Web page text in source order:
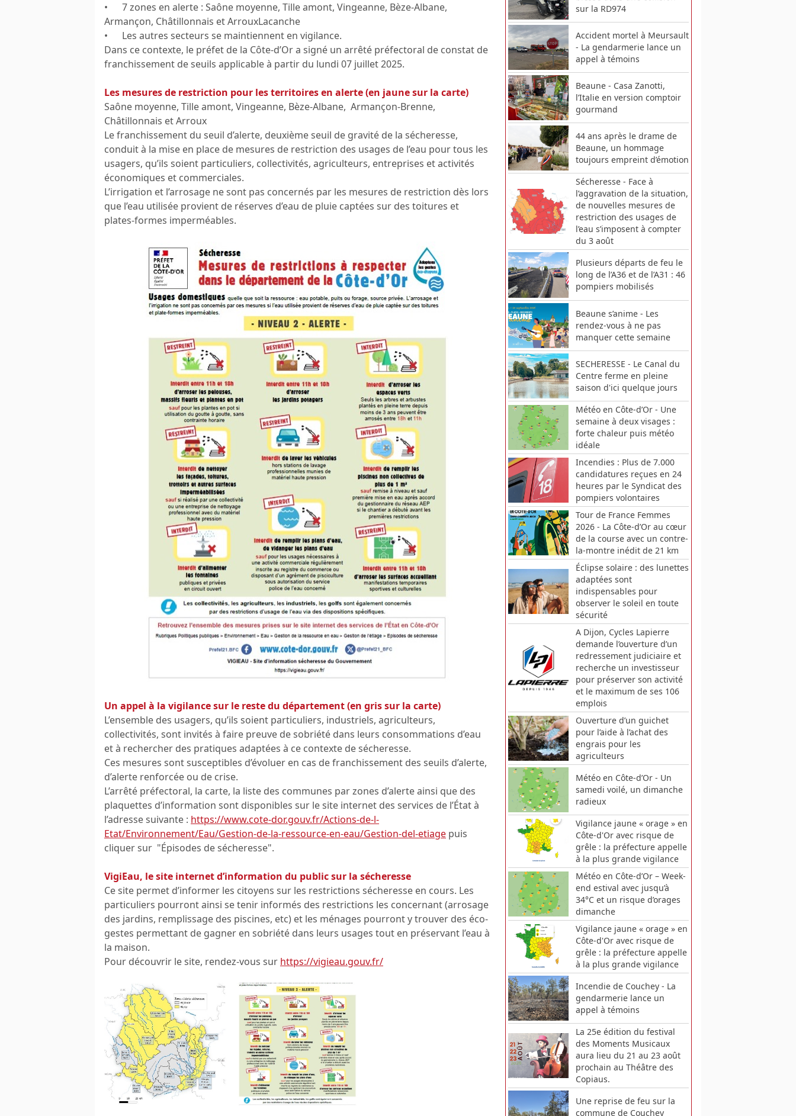
• 7 zones en alerte : Saône moyenne, Tille amont, Vingeanne, Bèze-Albane,
Armançon, Châtillonnais et ArrouxLacanche
• Les autres secteurs se maintiennent en vigilance.
Dans ce contexte, le préfet de la Côte-d’Or a signé un arrêté préfectoral de constat de
franchissement de seuils applicable à partir du lundi 07 juillet 2025.
Les mesures de restriction pour les territoires en alerte (en jaune sur la carte)
Saône moyenne, Tille amont, Vingeanne, Bèze-Albane, Armançon-Brenne,
Châtillonnais et Arroux
Le franchissement du seuil d’alerte, deuxième seuil de gravité de la sécheresse,
conduit à la mise en place de mesures de restriction des usages de l’eau pour tous les
usagers, qu’ils soient particuliers, collectivités, agriculteurs, entreprises et activités
économiques et commerciales.
L’irrigation et l’arrosage ne sont pas concernés par les mesures de restriction dès lors
que l’eau utilisée provient de réserves d’eau de pluie captées sur des toitures et
plates-formes imperméables.
Un appel à la vigilance sur le reste du département (en gris sur la carte)
L’ensemble des usagers, qu’ils soient particuliers, industriels, agriculteurs,
collectivités, sont invités à faire preuve de sobriété dans leurs consommations d’eau
et à rechercher des pratiques adaptées à ce contexte de sécheresse.
Ces mesures sont susceptibles d’évoluer en cas de franchissement des seuils d’alerte,
d’alerte renforcée ou de crise.
L’arrêté préfectoral, la carte, la liste des communes par zones d’alerte ainsi que des
plaquettes d’information sont disponibles sur le site internet des services de l’État à
l’adresse suivante : https://www.cote-dor.gouv.fr/Actions-de-l-
Etat/Environnement/Eau/Gestion-de-la-ressource-en-eau/Gestion-del-etiage puis
cliquer sur "Épisodes de sécheresse".
VigiEau, le site internet d’information du public sur la sécheresse
Ce site permet d’informer les citoyens sur les restrictions sécheresse en cours. Les
particuliers pourront ainsi se tenir informés des restrictions les concernant (arrosage
des jardins, remplissage des piscines, etc) et les ménages pourront y trouver des éco-
gestes permettant de gagner en sobriété dans leurs usages tout en préservant l’eau à
la maison.
Pour découvrir le site, rendez-vous sur https://vigieau.gouv.fr/
sur la RD974
Accident mortel à Meursault
- La gendarmerie lance un
appel à témoins
Beaune - Casa Zanotti,
l’Italie en version comptoir
gourmand
44 ans après le drame de
Beaune, un hommage
toujours empreint d’émotion
Sécheresse - Face à
l’aggravation de la situation,
de nouvelles mesures de
restriction des usages de
l’eau s’imposent à compter
du 3 août
Plusieurs départs de feu le
long de l’A36 et de l’A31 : 46
pompiers mobilisés
Beaune s’anime - Les
rendez-vous à ne pas
manquer cette semaine
SECHERESSE - Le Canal du
Centre ferme en pleine
saison d'ici quelque jours
Météo en Côte-d’Or - Une
semaine à deux visages :
forte chaleur puis météo
idéale
Incendies : Plus de 7.000
candidatures reçues en 24
heures par le Syndicat des
pompiers volontaires
Tour de France Femmes
2026 - La Côte-d’Or au cœur
de la course avec un contre-
la-montre inédit de 21 km
Éclipse solaire : des lunettes
adaptées sont
indispensables pour
observer le soleil en toute
sécurité
A Dijon, Cycles Lapierre
demande l’ouverture d’un
redressement judiciaire et
recherche un investisseur
pour préserver son activité
et le maximum de ses 106
emplois
Ouverture d’un guichet
pour l’aide à l’achat des
engrais pour les
agriculteurs
Météo en Côte-d’Or - Un
samedi voilé, un dimanche
radieux
Vigilance jaune « orage » en
Côte-d'Or avec risque de
grêle : la préfecture appelle
à la plus grande vigilance
Météo en Côte-d’Or – Week-
end estival avec jusqu’à
34°C et un risque d’orages
dimanche
Vigilance jaune « orage » en
Côte-d'Or avec risque de
grêle : la préfecture appelle
à la plus grande vigilance
Incendie de Couchey - La
gendarmerie lance un
appel à témoins
La 25e édition du festival
des Moments Musicaux
aura lieu du 21 au 23 août
prochain au Théâtre des
Copiaus.
Une reprise de feu sur la
commune de Couchey